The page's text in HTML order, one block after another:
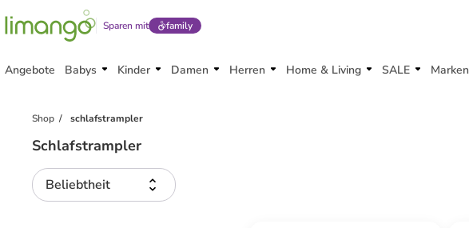
Sparen mit family
Angebote Babys Kinder Damen Herren Home & Living SALE Marken
Shop schlafstrampler
Schlafstrampler
Beliebtheit